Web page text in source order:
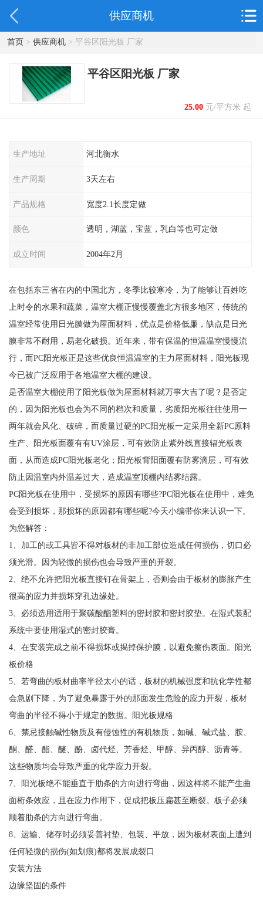
供应商机
首页> 供应商机> 平谷区阳光板 厂家
平谷区阳光板 厂家
25.00元/平方米 起
生产地址 河北衡水
生产周期 3天左右
产品规格 宽度2.1长度定做
颜色 透明，湖蓝，宝蓝，乳白等也可定做
成立时间 2004年2月
在包括东三省在内的中国北方，冬季比较寒冷，为了能够让百姓吃
上时令的水果和蔬菜，温室大棚正慢慢覆盖北方很多地区，传统的
温室经常使用日光膜做为屋面材料，优点是价格低廉，缺点是日光
膜非常不耐用，易老化破损。近年来，带有保温的恒温温室慢慢流
行，而PC阳光板正是这些优良恒温温室的主力屋面材料，阳光板现
今已被广泛应用于各地温室大棚的建设。
是否温室大棚使用了阳光板做为屋面材料就万事大吉了呢？是否定
的，因为阳光板也会为不同的档次和质量，劣质阳光板往往使用一
两年就会风化、破碎，而质量过硬的PC阳光板一定采用全新PC原料
生产、阳光板面覆有有UV涂层，可有效防止紫外线直接辐光板表
面，从而造成PC阳光板老化；阳光板背阳面覆有防雾滴层，可有效
防止因温室内外温差过大，造成温室顶棚内结雾结露。
PC阳光板在使用中，受损坏的原因有哪些?PC阳光板在使用中，难免
会受到损坏，那损坏的原因都有哪些呢?今天小编带你来认识一下。
为您解答：
1、加工的或工具皆不得对板材的非加工部位造成任何损伤，切口必
须光滑。因为轻微的损伤也会导致严重的开裂。
2、绝不允许把阳光板直接钉在骨架上，否则会由于板材的膨胀产生
很高的应力并损坏穿孔边缘处。
3、必须选用适用于聚碳酸酯塑料的密封胶和密封胶垫。在湿式装配
系统中要使用湿式的密封胶膏。
4、在安装完成之前不得损坏或揭掉保护膜，以避免擦伤表面。阳光
板价格
5、若弯曲的板材曲率半径太小的话，板材的机械强度和抗化学性都
会急剧下降，为了避免暴露于外的那面发生危险的应力开裂，板材
弯曲的半径不得小于规定的数据。阳光板规格
6、禁忌接触碱性物质及有侵蚀性的有机物质，如碱、碱式盐、胺、
酮、醛、酯、醚、酚、卤代烃、芳香烃、甲醇、异丙醇、沥青等。
这些物质均会导致严重的化学应力开裂。
7、阳光板绝不能垂直于肋条的方向进行弯曲，因这样将不能产生曲
面桁条效应，且在应力作用下，促成把板压扁甚至断裂。板子必须
顺着肋条的方向进行弯曲。
8、运输、储存时必须妥善衬垫、包装、平放，因为板材表面上遭到
任何轻微的损伤(如划痕)都将发展成裂口
安装方法
边缘坚固的条件